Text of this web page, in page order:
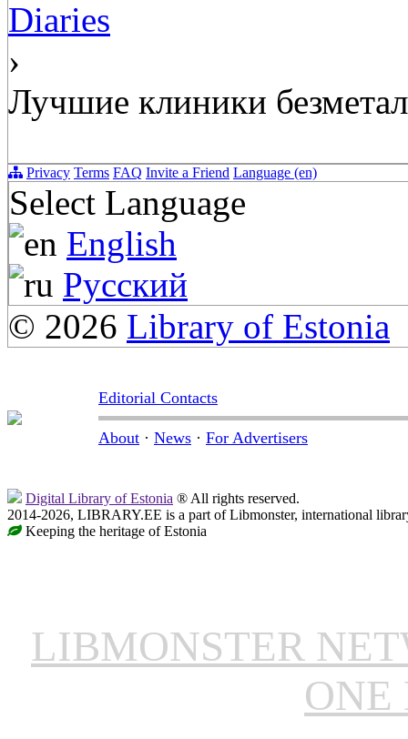
Diaries
›
Лучшие клиники
Privacy Terms FAQ Invite a Friend Language (en)
Select Language
English
Русский
© 2026 Library of Estonia
Editorial Contacts
About · News · For Advertisers
Digital Library of Estonia ® All rights reserved.
2014-2026, LIBRARY.EE is a part of Libmonster, international
Keeping the heritage of Estonia
LIBMONSTER
ONE